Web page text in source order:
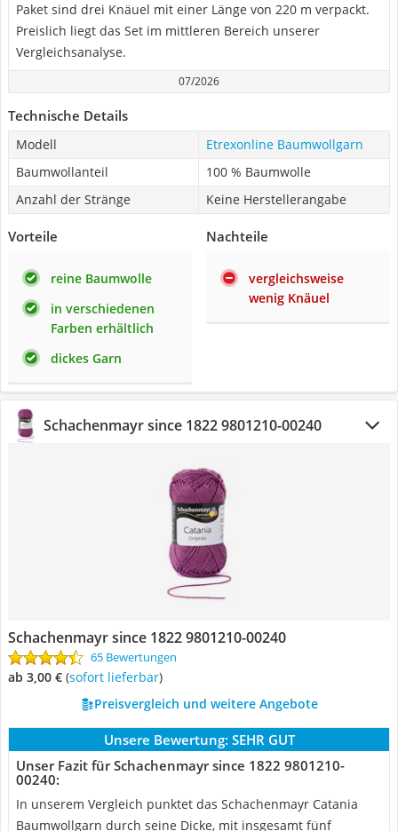
Paket sind drei Knäuel mit einer Länge von 220 m verpackt.
Preislich liegt das Set im mittleren Bereich unserer
Vergleichsanalyse.
07/2026
Technische Details
Modell
Etrexonline Baumwollgarn
Baumwollanteil
100 % Baumwolle
Anzahl der Stränge
Keine Herstellerangabe
Vorteile
reine Baumwolle
in verschiedenen
Farben erhältlich
dickes Garn
Nachteile
vergleichsweise
wenig Knäuel
Schachenmayr since 1822 9801210-00240
Schachenmayr since 1822 9801210-00240
65 Bewertungen
ab 3,00 € ( Sofort lieferbar)
Preisvergleich und weitere Angebote
Unsere Bewertung: SEHR GUT
Unser Fazit für Schachenmayr since 1822 9801210-
00240:
In unserem Vergleich punktet das Schachenmayr Catania
Baumwollgarn durch seine Dicke, mit insgesamt fünf